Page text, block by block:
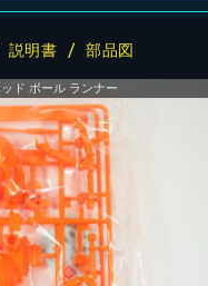
明書 / 部品図
ド ボール ランナー